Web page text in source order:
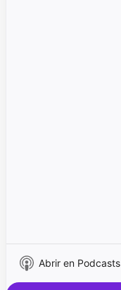
Abrir en Podcasts